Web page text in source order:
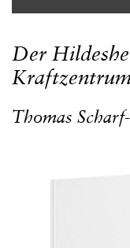
Der
Thomas